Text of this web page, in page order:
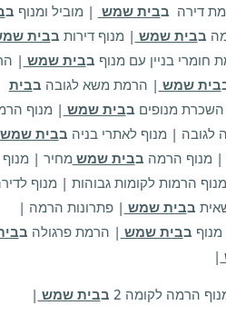
דירה בבית שמש | מוביל ומנוף ב
בבית שמש | מנוף דירות בבית
חומרי בניין עם מנוף בבית שמש |
בית שמש | הרמת משא לגובה בבית
מנופים בבית שמש | מנוף
לגובה | מנוף לאתרי בניה בבית שמש
| מנוף הרמה בבית שמש מחיר | מנוף
הרמות לקומות גבוהות | מנוף
בבית שמש | פתרונות הרמה |
בבית שמש | הרמת פרגולה ב
|
הרמה לקומה 2 בבית שמש |